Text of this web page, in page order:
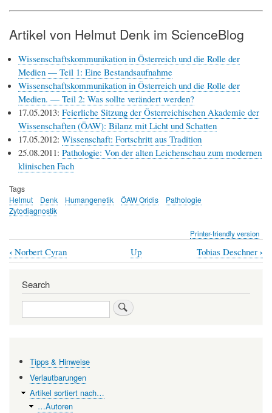
Artikel von Helmut Denk im ScienceBlog
Wissenschaftskommunikation in Österreich und die Rolle der
Medien — Teil 1: Eine Bestandsaufnahme
Wissenschaftskommunikation in Österreich und die Rolle der
Medien. — Teil 2: Was sollte verändert werden?
17.05.2013: Feierliche Sitzung der Österreichischen Akademie der
Wissenschaften (ÖAW): Bilanz mit Licht und Schatten
17.05.2012: Wissenschaft: Fortschritt aus Tradition
25.08.2011: Pathologie: Von der alten Leichenschau zum modernen
klinischen Fach
Tags
Helmut
Denk Humangenetik ÖAW Oridis
Pathologie
Zytodiagnostik
Printer-friendly version
Book
traversal
links
for
‹ Norbert Cyran Up Tobias Deschner ›
Search
Search
Tipps & Hinweise
Verlautbarungen
Artikel sortiert nach…
…Autoren